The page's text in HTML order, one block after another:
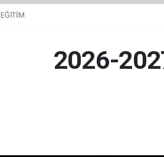
EĞİTİM
2026-